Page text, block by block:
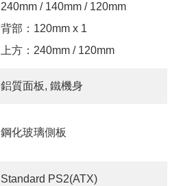
240mm / 140mm / 120mm
背部：120mm x 1
上方：240mm / 120mm
鋁質面板, 鐵機身
鋼化玻璃側板
Standard PS2(ATX)